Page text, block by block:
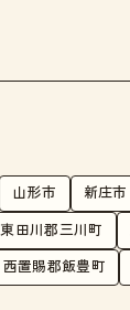
山形市 新庄市
東田川郡三川町
西置賜郡飯豊町